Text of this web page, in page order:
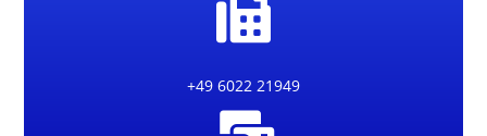
+49 6022 21949